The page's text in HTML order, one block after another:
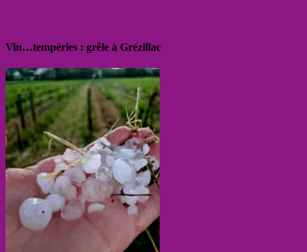
Vin…tempéries : grêle à Grézillac